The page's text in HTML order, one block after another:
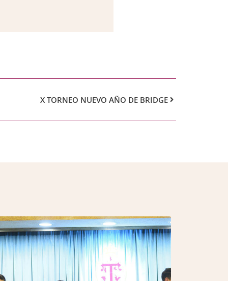
X TORNEO NUEVO AÑO DE BRIDGE